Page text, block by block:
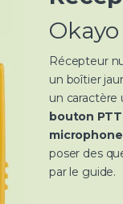
Récepteur
un boîtier
un caractère
bouton PTT
poser des
par le guide.